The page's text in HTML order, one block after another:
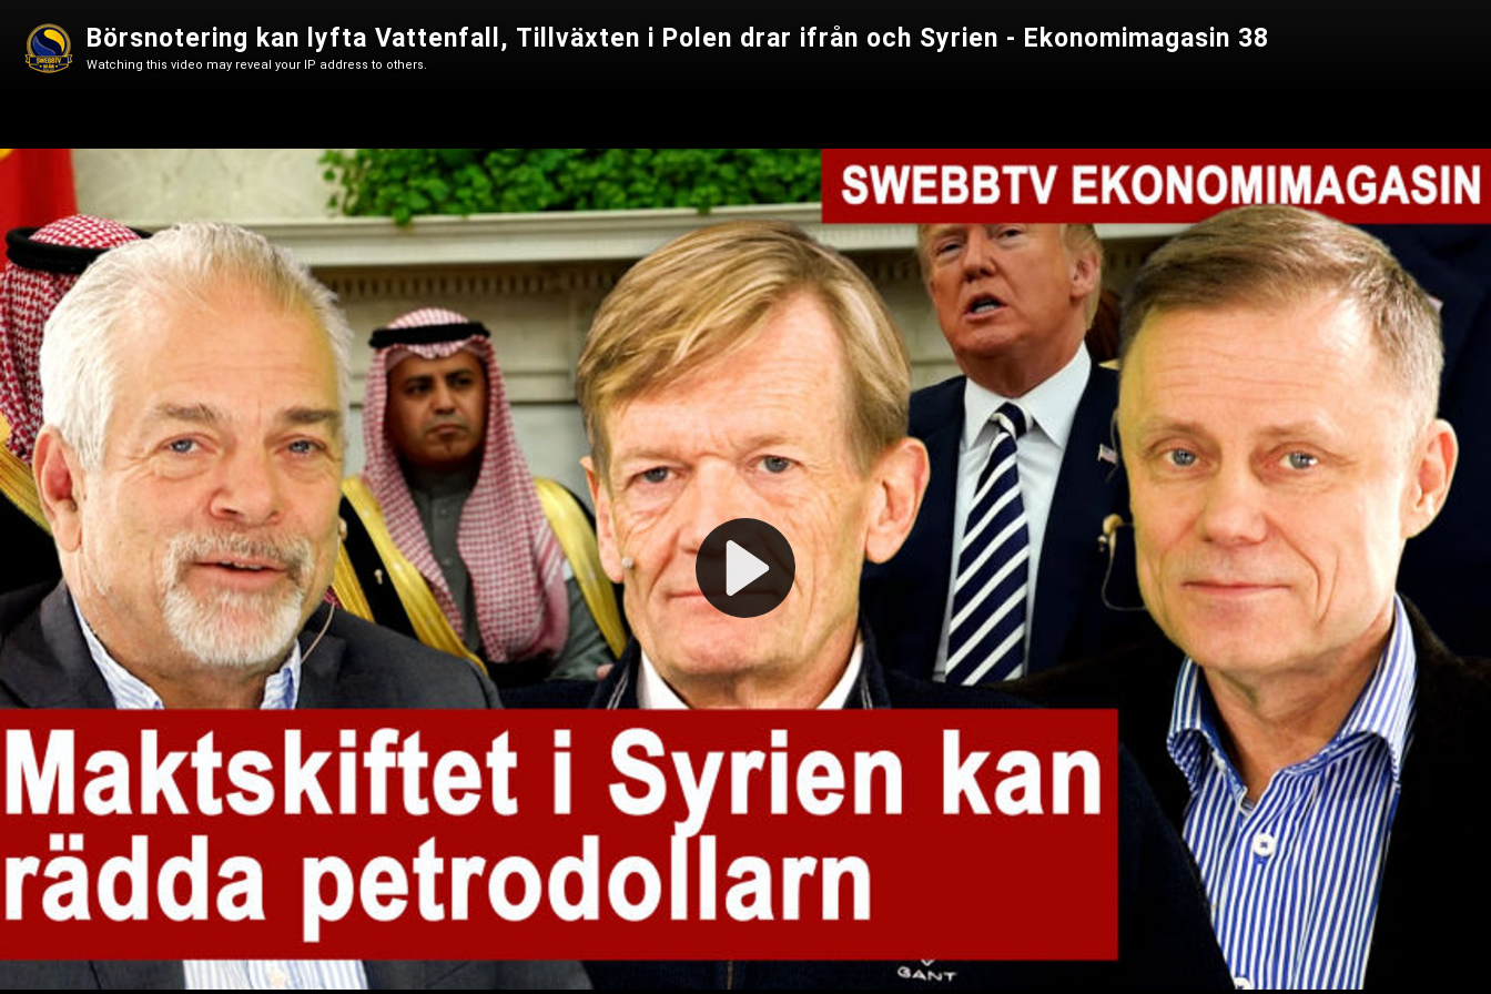
Play
Video
Börsnotering kan lyfta Vattenfall, Tillväxten i Polen drar ifrån och Syrien - Ekonomimagasin 38
Watching this video may reveal your IP address to others.